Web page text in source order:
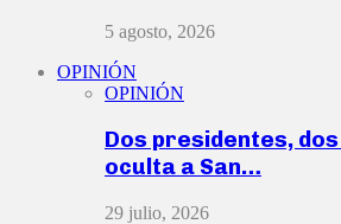
5 agosto, 2026
OPINIÓN
OPINIÓN
Dos presidentes,
oculta a San…
29 julio, 2026